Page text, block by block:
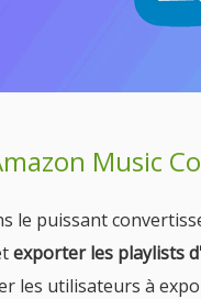
Music
le puissant
exporter les playlists
les utilisateurs à